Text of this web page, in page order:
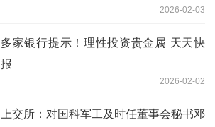
2026-02-03
多家银行提示！理性投资贵金属 天天快
报
2026-02-02
上交所：对国科军工及时任董事会秘书邓